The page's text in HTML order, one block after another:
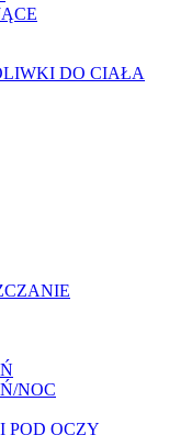
DO CIAŁA
NOC
POD OCZY